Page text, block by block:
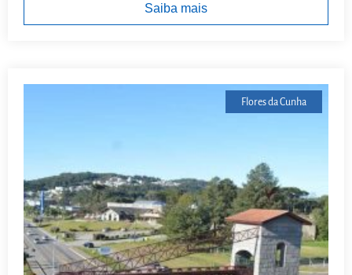
Saiba mais
Flores da Cunha